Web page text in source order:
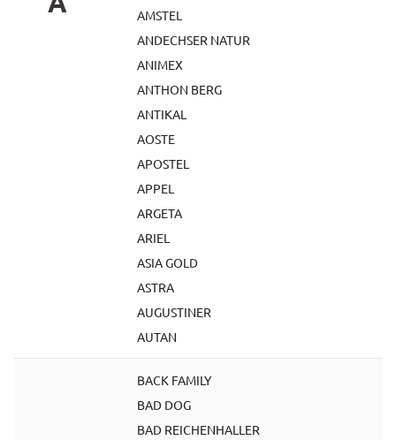
AMSTEL
ANDECHSER NATUR
ANIMEX
ANTHON BERG
ANTIKAL
AOSTE
APOSTEL
APPEL
ARGETA
ARIEL
ASIA GOLD
ASTRA
AUGUSTINER
AUTAN
BACK FAMILY
BAD DOG
BAD REICHENHALLER